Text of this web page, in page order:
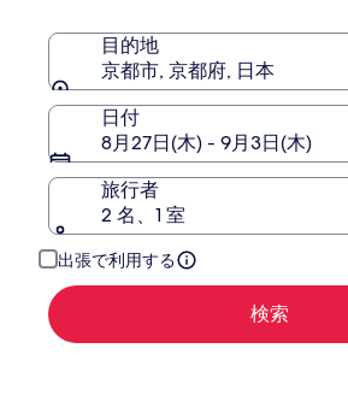
都
条
に
い
て
詳
細
示。
目的地
京都市, 京都府, 日本
日付
8月27日(木) - 9月3日(木)
旅行者
2 名、1 室
出張で利用する
検索